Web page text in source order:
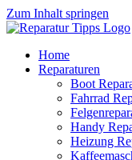
Zum Inhalt springen
Home
Reparaturen
Boot
Fahrrad
Handy
Heizung